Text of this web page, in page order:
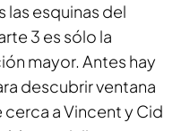
las esquinas del
3 es sólo la
mayor. Antes hay
descubrir ventana
a Vincent y Cid